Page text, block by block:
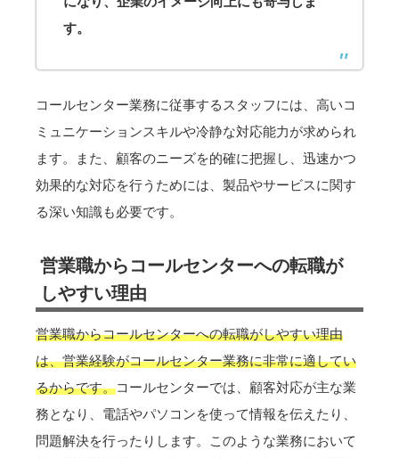
す。
コールセンター業務に従事するスタッフには、高いコ
ミュニケーションスキルや冷静な対応能力が求められ
ます。また、顧客のニーズを的確に把握し、迅速かつ
効果的な対応を行うためには、製品やサービスに関す
る深い知識も必要です。
営業職からコールセンターへの転職が
しやすい理由
営業職からコールセンターへの転職がしやすい理由
は、営業経験がコールセンター業務に非常に適してい
るからです。コールセンターでは、顧客対応が主な業
務となり、電話やパソコンを使って情報を伝えたり、
問題解決を行ったりします。このような業務において